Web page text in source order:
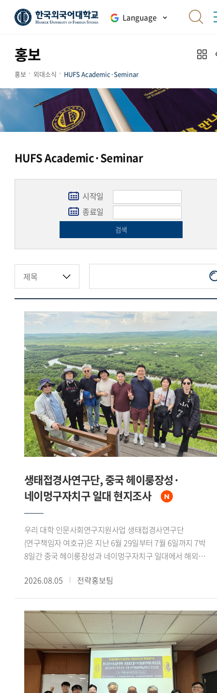
Language
홍보
홍보 외대소식 HUFS Academic·Seminar
HUFS Academic·Seminar
시작일
종료일
생태접경사연구단, 중국 헤이룽장성·
네이멍구자치구 일대 현지조사
우리 대학 인문사회연구지원사업 생태접경사연구단
(연구책임자 여호규)은 지난 6월 29일부터 7월 6일까지 7박
8일간 중국 헤이룽장성과 네이멍구자치구 일대에서 해외
참여했으며, 대흥안령 북서부의 생태환경과 북방유목민족의
역사문화를 조사 주제로 삼았다.조사단은 하얼빈과 치치하얼을
거쳐 어룬춘자치기 건허 어얼구나 만주리 하이라얼 자란툰으로
이어지는 노정을 밟았다. 가샨동 선비석실과 어원커족
순록문화 박물관, 후룬베이얼 역사박물관 등을 참관하는 한편,
넌강과 어얼구나강 유역, 어얼구나 습지, 후룬호를 직접
답사하며 삼림에서 수계, 초원으로 이어지는 자연환경의
변화를 확인했다.이번 조사를 통해 연구진은 에벤키
어룬춘족의 수렵 어로 목축 문화와 대흥안령 생태환경에 관한
2026.08.05 전략홍보팀